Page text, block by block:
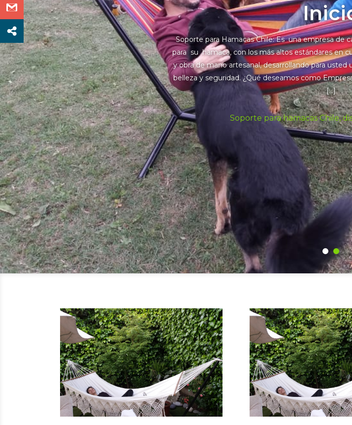
Soporte para Hamacas Chile: Es una empresa de
para su hamaca, con los más altos estándares en
y obra de mano artesanal, desarrollando para
belleza y seguridad. ¿Qué deseamos como
[…]
Soporte para hamacas Chile,